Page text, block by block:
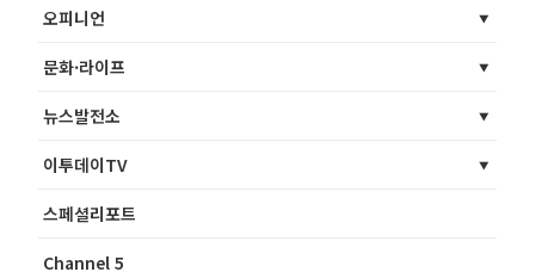
오피니언
문화·라이프
뉴스발전소
이투데이TV
스페셜리포트
Channel 5